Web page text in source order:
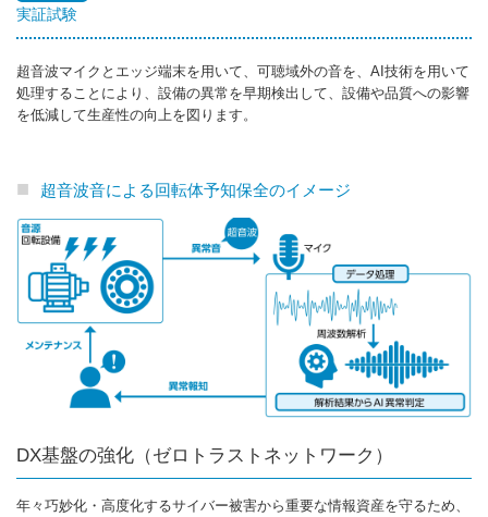
実証試験
超音波マイクとエッジ端末を用いて、可聴域外の音を、AI技術を用いて
処理することにより、設備の異常を早期検出して、設備や品質への影響
を低減して生産性の向上を図ります。
超音波音による回転体予知保全のイメージ
DX基盤の強化（ゼロトラストネットワーク）
年々巧妙化・高度化するサイバー被害から重要な情報資産を守るため、